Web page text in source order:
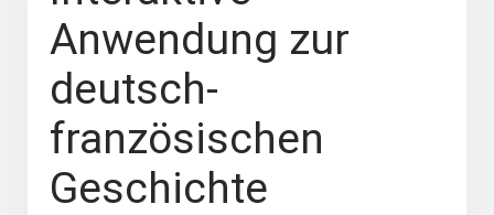
Anwendung zur
deutsch-
französischen
Geschichte